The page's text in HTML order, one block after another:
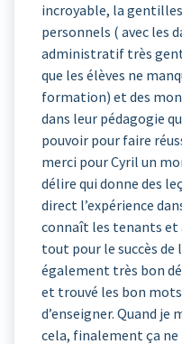
incroyable, la
personnels ( avec les
administratif très
que les élèves ne
formation) et des
dans leur pédagogie
pouvoir pour faire
merci pour Cyril un
délire qui donne des
direct l’expérience
connaît les tenants
tout pour le succès de
également très bon
et trouvé les bon
d’enseigner. Quand
cela, finalement ça ne